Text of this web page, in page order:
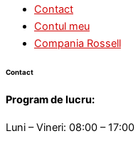
Contact
Contul meu
Compania Rossell
Contact
Program de lucru:
Luni – Vineri: 08:00 – 17:00